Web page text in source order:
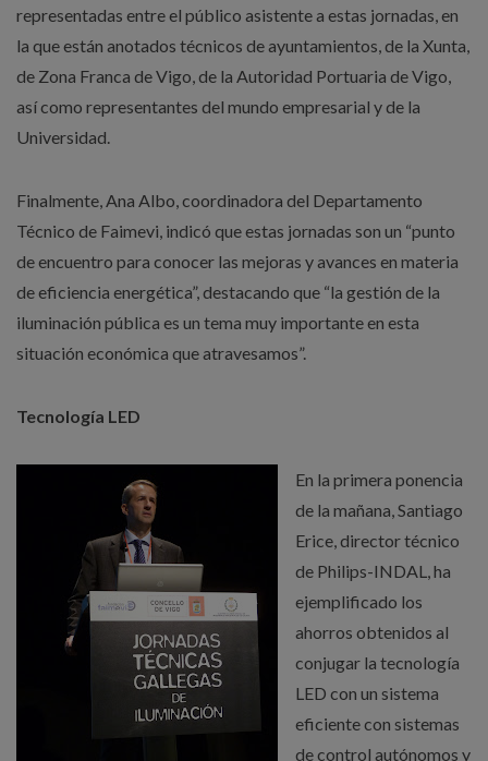
representadas entre el público asistente a estas jornadas, en
la que están anotados técnicos de ayuntamientos, de la Xunta,
de Zona Franca de Vigo, de la Autoridad Portuaria de Vigo,
así como representantes del mundo empresarial y de la
Universidad.
Finalmente, Ana Albo, coordinadora del Departamento
Técnico de Faimevi, indicó que estas jornadas son un “punto
de encuentro para conocer las mejoras y avances en materia
de eficiencia energética”, destacando que “la gestión de la
iluminación pública es un tema muy importante en esta
situación económica que atravesamos”.
Tecnología LED
En la primera ponencia
de la mañana, Santiago
Erice, director técnico
de Philips-INDAL, ha
ejemplificado los
ahorros obtenidos al
conjugar la tecnología
LED con un sistema
eficiente con sistemas
de control autónomos y